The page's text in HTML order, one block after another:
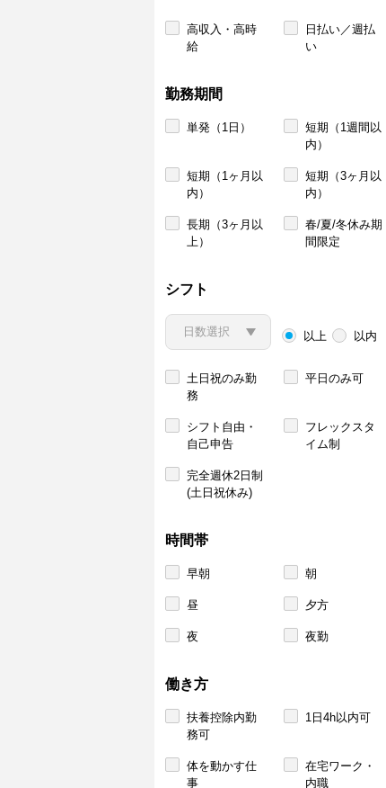
高収入・高時
給
日払い／週払
い
勤務期間
単発（1日）
短期（1週間以
内）
短期（1ヶ月以
内）
短期（3ヶ月以
内）
長期（3ヶ月以
上）
春/夏/冬休み期
間限定
シフト
以上 以内
土日祝のみ勤
務
平日のみ可
シフト自由・
自己申告
フレックスタ
イム制
完全週休2日制
(土日祝休み)
時間帯
早朝 朝
昼 夕方
夜 夜勤
働き方
扶養控除内勤
務可
1日4h以内可
体を動かす仕
事
在宅ワーク・
内職